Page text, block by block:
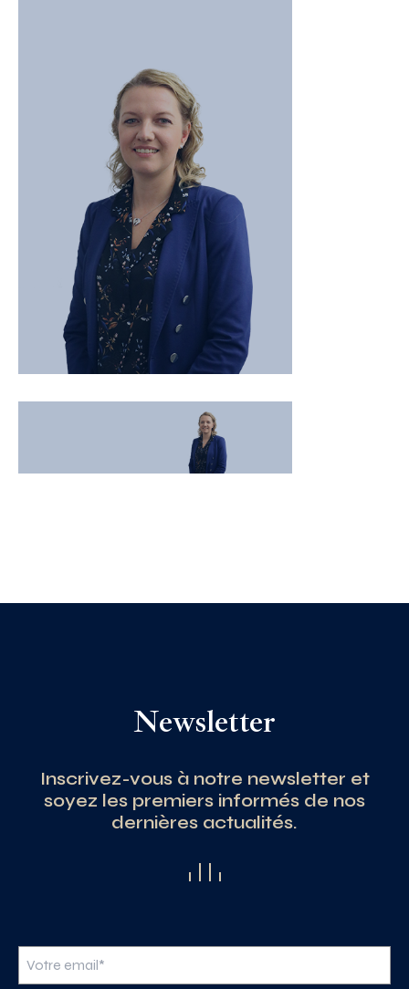
Newsletter
Inscrivez-vous à notre newsletter et
soyez les premiers informés de nos
dernières actualités.